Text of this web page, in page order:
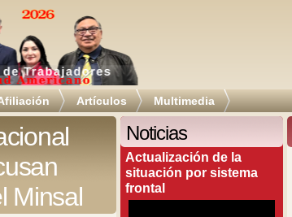
Artículos Multimedia
Minsal
Noticias
Actualización de la
situación por sistema
frontal